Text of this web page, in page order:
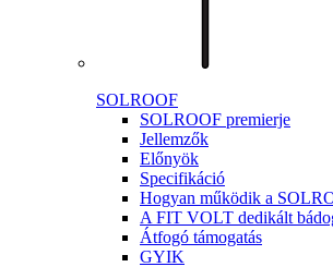
SOLROOF
SOLROOF premierje
Jellemzők
Előnyök
Specifikáció
Hogyan működik a
A FIT VOLT dedikált
Átfogó támogatás
GYIK